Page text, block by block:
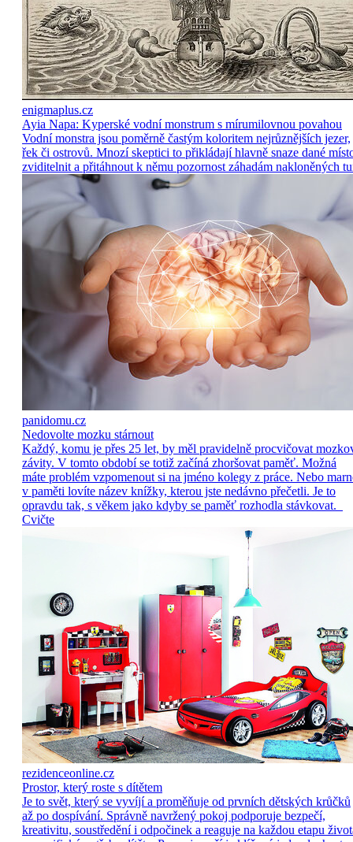
enigmaplus.cz
Ayia Napa: Kyperské vodní monstrum s mírumilovnou povahou
Vodní monstra jsou poměrně častým koloritem nejrůznějších jezer,
řek či ostrovů. Mnozí skeptici to přikládají hlavně snaze dané
zviditelnit a přitáhnout k němu pozornost záhadám nakloněných
panidomu.cz
Nedovolte mozku stárnout
Každý, komu je přes 25 let, by měl pravidelně procvičovat
závity. V tomto období se totiž začíná zhoršovat paměť. Možná
máte problém vzpomenout si na jméno kolegy z práce. Nebo
v paměti lovíte název knížky, kterou jste nedávno přečetli. Je to
opravdu tak, s věkem jako kdyby se paměť rozhodla stávkovat.
Cvičte
rezidenceonline.cz
Prostor, který roste s dítětem
Je to svět, který se vyvíjí a proměňuje od prvních dětských krůčků
až po dospívání. Správně navržený pokoj podporuje bezpečí,
kreativitu, soustředění i odpočinek a reaguje na každou etapu